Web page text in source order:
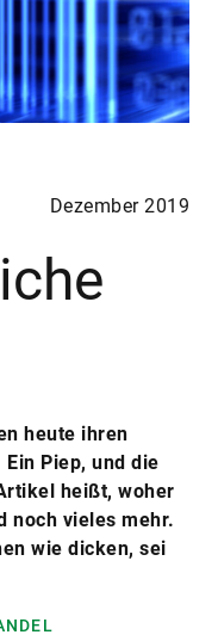
Dezember 2019
heute ihren
Piep, und die
heißt, woher
noch vieles mehr.
wie dicken, sei